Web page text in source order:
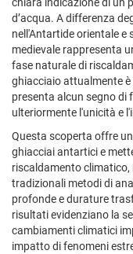
d’acqua. A differenza
nell'Antartide orientale e
medievale rappresenta
fase naturale di
ghiacciaio attualmente
presenta alcun segno di
ulteriormente l'unicità e
Questa scoperta offre
ghiacciai antartici e
riscaldamento
tradizionali metodi di
profonde e durature
risultati evidenziano la
cambiamenti climatici
impatto di fenomeni